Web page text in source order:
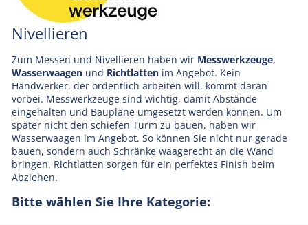
Nivellieren
Zum Messen und Nivellieren haben wir Messwerkzeuge,
Wasserwaagen und Richtlatten im Angebot. Kein
Handwerker, der ordentlich arbeiten will, kommt daran
vorbei. Messwerkzeuge sind wichtig, damit Abstände
eingehalten und Baupläne umgesetzt werden können. Um
später nicht den schiefen Turm zu bauen, haben wir
Wasserwaagen im Angebot. So können Sie nicht nur gerade
bauen, sondern auch Schränke waagerecht an die Wand
bringen. Richtlatten sorgen für ein perfektes Finish beim
Abziehen.
Bitte wählen Sie Ihre Kategorie: